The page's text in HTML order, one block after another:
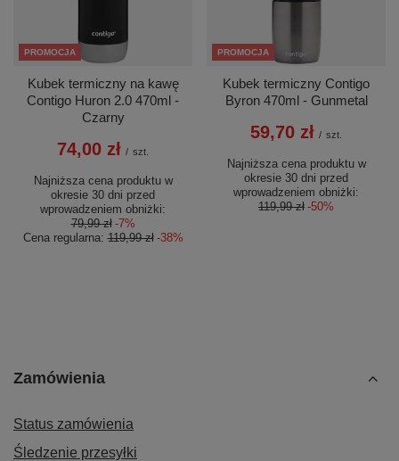
PROMOCJA
Kubek termiczny na kawę
Contigo Huron 2.0 470ml -
Czarny
74,00 zł / szt.
Najniższa cena produktu w
okresie 30 dni przed
wprowadzeniem obniżki:
79,99 zł -7%
Cena regularna:119,99 zł -38%
PROMOCJA
Kubek termiczny Contigo
Byron 470ml - Gunmetal
59,70 zł / szt.
Najniższa cena produktu w
okresie 30 dni przed
wprowadzeniem obniżki:
119,99 zł -50%
Zamówienia
Status zamówienia
Śledzenie przesyłki